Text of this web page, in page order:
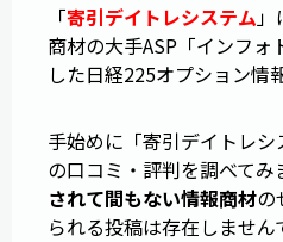
「寄引デイトレシステム
商材の大手ASP「インフ
した日経225オプション情
手始めに「寄引デイトレ
の口コミ・評判を調べてみ
されて間もない情報商材の
られる投稿は存在しません